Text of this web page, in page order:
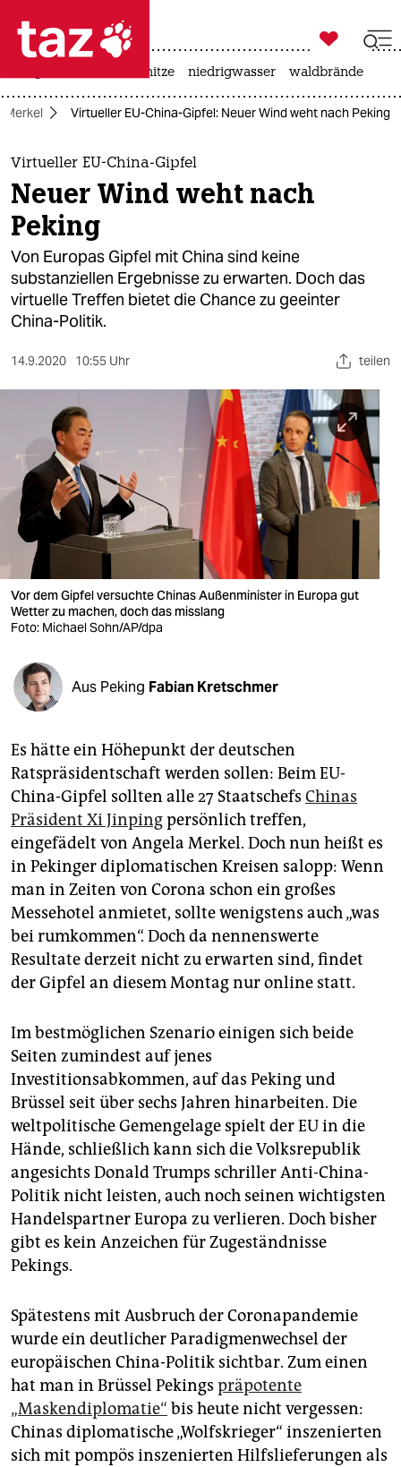
 taz zahl ich
taz zahl ich
themen
politik
öko
gesellschaft
kultur
sport
wahrheit
verlag
verlag
veranstaltungen
shop
fragen & hilfe
unterstützen
genossenschaft
epaper login

taz zahl ich
hitze niedrigwasser waldbrände
Merkel Virtueller EU-China-Gipfel: Neuer Wind weht nach Peking
Virtueller EU-China-Gipfel
Neuer Wind weht nach
Peking
Von Europas Gipfel mit China sind keine
substanziellen Ergebnisse zu erwarten. Doch das
virtuelle Treffen bietet die Chance zu geeinter
China-Politik.
14.9.2020 10:55 Uhr teilen
Vor dem Gipfel versuchte Chinas Außenminister in Europa gut
Wetter zu machen, doch das misslang
Foto: Michael Sohn/AP/dpa
Aus Peking Fabian Kretschmer
Es hätte ein Höhepunkt der deutschen
Ratspräsidentschaft werden sollen: Beim EU-
China-Gipfel sollten alle 27 Staatschefs Chinas
Präsident Xi Jinpingpersönlich treffen,
eingefädelt von Angela Merkel. Doch nun heißt es
in Pekinger diplomatischen Kreisen salopp: Wenn
man in Zeiten von Corona schon ein großes
Messehotel anmietet, sollte wenigstens auch „was
bei rumkommen“. Doch da nennenswerte
Resultate derzeit nicht zu erwarten sind, findet
der Gipfel an diesem Montag nur online statt.
Im bestmöglichen Szenario einigen sich beide
Seiten zumindest auf jenes
Investitionsabkommen, auf das Peking und
Brüssel seit über sechs Jahren hinarbeiten. Die
weltpolitische Gemengelage spielt der EU in die
Hände, schließlich kann sich die Volksrepublik
angesichts Donald Trumps schriller Anti-China-
Politik nicht leisten, auch noch seinen wichtigsten
Handelspartner Europa zu verlieren. Doch bisher
gibt es kein Anzeichen für Zugeständnisse
Pekings.
Spätestens mit Ausbruch der Coronapandemie
wurde ein deutlicher Paradigmenwechsel der
europäischen China-Politik sichtbar. Zum einen
hat man in Brüssel Pekings präpotente
„Maskendiplomatie“ bis heute nicht vergessen:
Chinas diplomatische „Wolfskrieger“ inszenierten
sich mit pompös inszenierten Hilfslieferungen als